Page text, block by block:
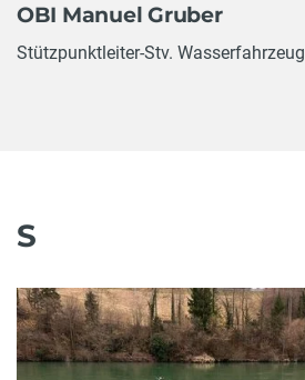
OBI Manuel Gruber
Stützpunktleiter-Stv. Wasserfahrzeug
S